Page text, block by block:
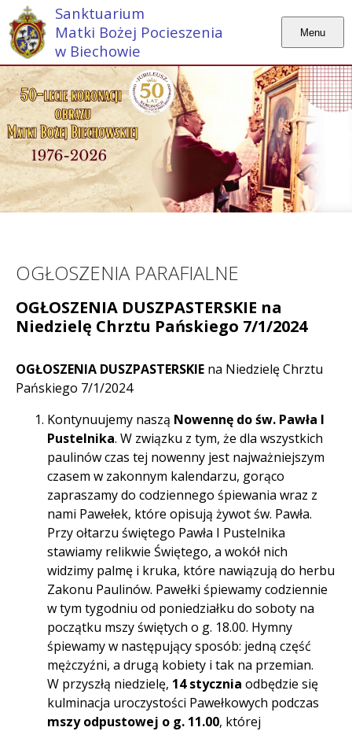
Sanktuarium
Matki Bożej Pocieszenia
w Biechowie
Menu
OGŁOSZENIA PARAFIALNE
OGŁOSZENIA DUSZPASTERSKIE na
Niedzielę Chrztu Pańskiego 7/1/2024
OGŁOSZENIA DUSZPASTERSKIE na Niedzielę Chrztu
Pańskiego 7/1/2024
Kontynuujemy naszą Nowennę do św. Pawła I
Pustelnika. W związku z tym, że dla wszystkich
paulinów czas tej nowenny jest najważniejszym
czasem w zakonnym kalendarzu, gorąco
zapraszamy do codziennego śpiewania wraz z
nami Pawełek, które opisują żywot św. Pawła.
Przy ołtarzu świętego Pawła I Pustelnika
stawiamy relikwie Świętego, a wokół nich
widzimy palmę i kruka, które nawiązują do herbu
Zakonu Paulinów. Pawełki śpiewamy codziennie
w tym tygodniu od poniedziałku do soboty na
początku mszy świętych o g. 18.00. Hymny
śpiewamy w następujący sposób: jedną część
mężczyźni, a drugą kobiety i tak na przemian.
W przyszłą niedzielę, 14 stycznia odbędzie się
kulminacja uroczystości Pawełkowych podczas
mszy odpustowej o g. 11.00, której